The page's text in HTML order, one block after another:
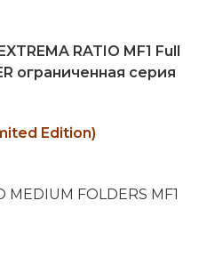
RATIO MF1 Full
ограниченная серия
Edition)
MEDIUM FOLDERS MF1